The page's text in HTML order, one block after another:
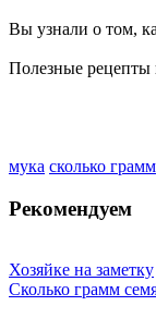
Вы узнали о том,
Полезные рецепты
мука сколько грамм
Рекомендуем
Хозяйке на заметку
Сколько грамм